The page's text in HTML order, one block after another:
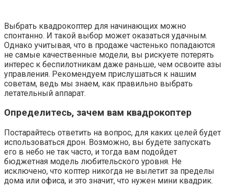
Выбрать квадрокоптер для начинающих можно
спонтанно. И такой выбор может оказаться удачным.
Однако учитывая, что в продаже частенько попадаются
не самые качественные модели, вы рискуете потерять
интерес к беспилотникам даже раньше, чем освоите азы
управления. Рекомендуем прислушаться к нашим
советам, ведь мы знаем, как правильно выбрать
летательный аппарат.
Определитесь, зачем вам квадрокоптер
Постарайтесь ответить на вопрос, для каких целей будет
использоваться дрон. Возможно, вы будете запускать
его в небо не так часто, и тогда вам подойдет
бюджетная модель любительского уровня. Не
исключено, что коптер никогда не вылетит за пределы
дома или офиса, и это значит, что нужен мини квадрик.